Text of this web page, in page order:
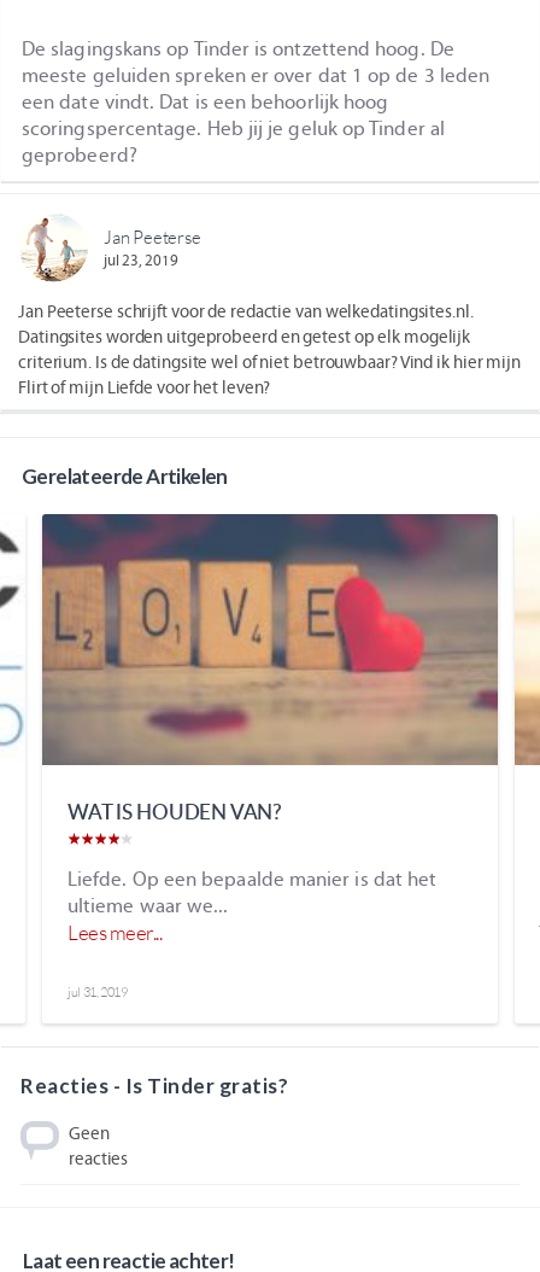
De slagingskans op Tinder is ontzettend hoog. De
meeste geluiden spreken er over dat 1 op de 3 leden
een date vindt. Dat is een behoorlijk hoog
scoringspercentage. Heb jij je geluk op Tinder al
geprobeerd?
Jan Peeterse
jul 23, 2019
Jan Peeterse schrijft voor de redactie van welkedatingsites.nl.
Datingsites worden uitgeprobeerd en getest op elk mogelijk
criterium. Is de datingsite wel of niet betrouwbaar? Vind ik hier mijn
Flirt of mijn Liefde voor het leven?
Gerelateerde Artikelen
WAT IS HOUDEN VAN?
jul 31, 2019
Liefde. Op een bepaalde manier is dat het
ultieme waar we...
Lees meer...
Reacties - Is Tinder gratis?
Geen
reacties
Laat een reactie achter!